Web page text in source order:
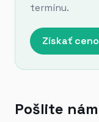
termínu.
Získať
Pošlite